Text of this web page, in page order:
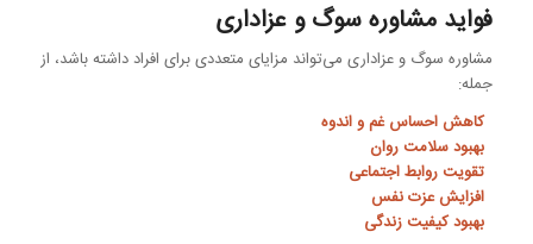
فواید مشاوره سوگ و عزاداری
مشاوره سوگ و عزاداری می‌تواند مزایای متعددی برای افراد داشته باشد، از
جمله:
کاهش احساس غم و اندوه
بهبود سلامت روان
تقویت روابط اجتماعی
افزایش عزت نفس
بهبود کیفیت زندگی